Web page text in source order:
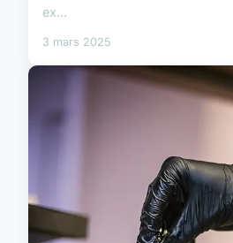
ex...
3 mars 2025